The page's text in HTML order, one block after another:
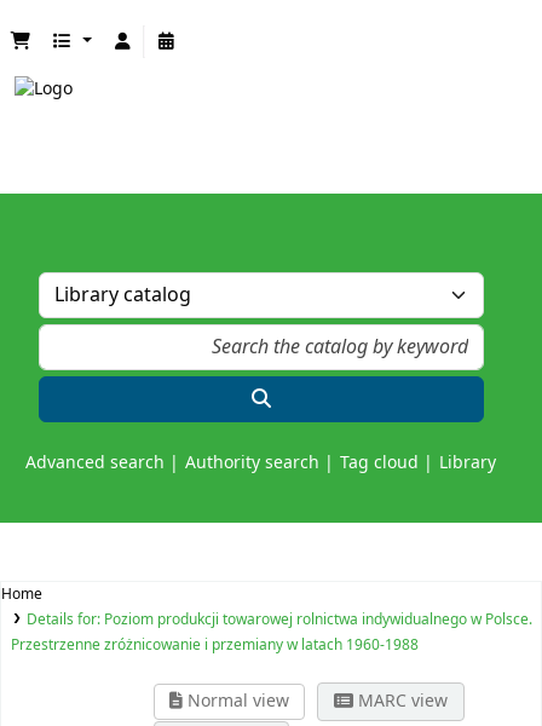
Advanced search Authority search Tag cloud Library
Home
Details for: Poziom produkcji towarowej rolnictwa indywidualnego w Polsce.
Przestrzenne zróżnicowanie i przemiany w latach 1960-1988
Normal view
MARC view